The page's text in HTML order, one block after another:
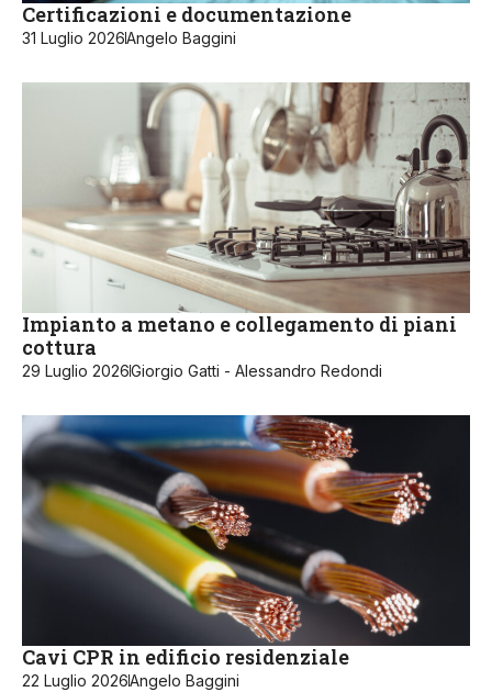
Certificazioni e documentazione
31 Luglio 2026Angelo Baggini
Impianto a metano e collegamento di piani
cottura
29 Luglio 2026Giorgio Gatti - Alessandro Redondi
Cavi CPR in edificio residenziale
22 Luglio 2026Angelo Baggini